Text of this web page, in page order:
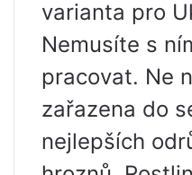
varianta pro
Nemusíte s
pracovat. Ne
zařazena do
nejlepších